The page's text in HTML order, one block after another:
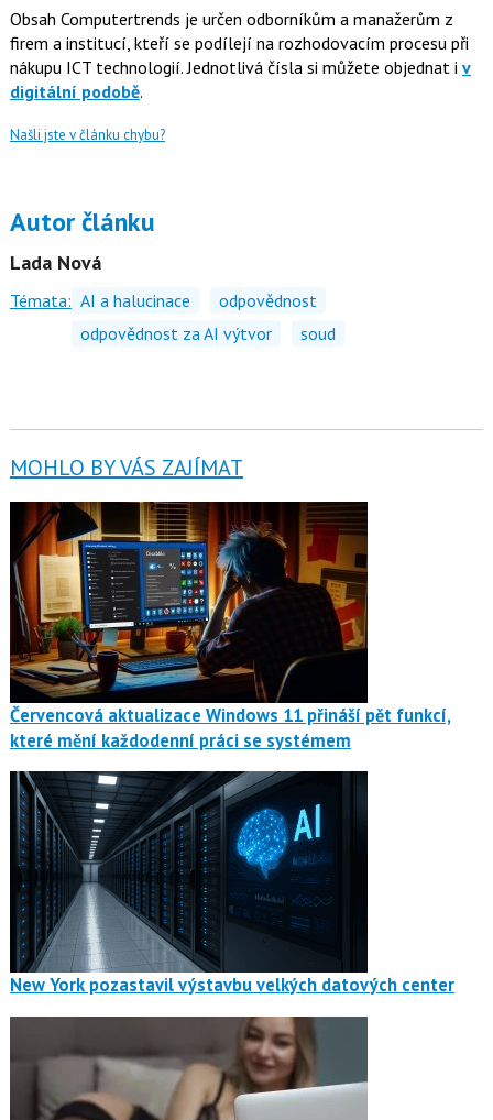
Obsah Computertrends je určen odborníkům a manažerům z
firem a institucí, kteří se podílejí na rozhodovacím procesu při
nákupu ICT technologií. Jednotlivá čísla si můžete objednat i v
digitální podobě.
Našli jste v článku chybu?
Autor článku
Lada Nová
Témata: AI a halucinace
odpovědnost
odpovědnost za AI výtvor
soud
MOHLO BY VÁS ZAJÍMAT
Červencová aktualizace Windows 11 přináší pět funkcí,
které mění každodenní práci se systémem
New York pozastavil výstavbu velkých datových center